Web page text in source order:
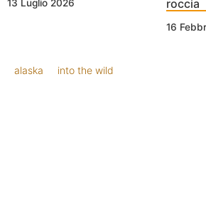
13 Luglio 2026
roccia
16
alaska into the wild